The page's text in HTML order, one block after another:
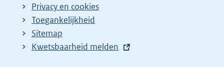
Privacy en cookies
Toegankelijkheid
Sitemap
E
Kwetsbaarheid melden